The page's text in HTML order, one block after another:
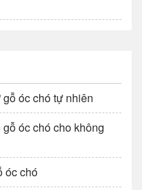
óc chó tự nhiên
óc chó cho không
óc chó